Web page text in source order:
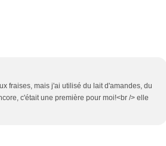
fraises, mais j'ai utilisé du lait d'amandes, du
c'était une première pour moi!<br /> elle